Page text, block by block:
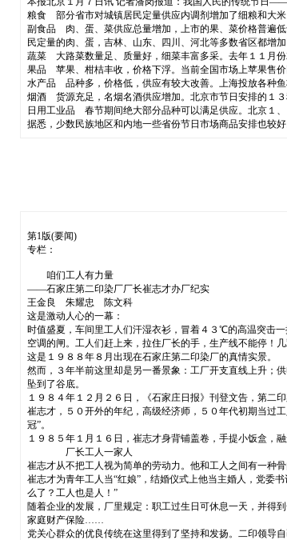
粮食 部分省市对城镇居民定量供应内调剂增加了细粮和大
副食品 肉、蛋、菜供应总量增加，上市的果、菜价格普遍
民定量的肉、蛋，吉林、山东、四川、河北等多数省区都增加
蔬菜 大路菜数量足、质量好，细菜丰富多采。去年１１月份
果品 苹果、柑桔丰收，价格下浮。当前全国市场上苹果售
水产品 品种多，价格低，供应有较大改善。上海投放各种
烟酒 货源充足，名烟名酒供应增加。北京市节日安排的１
日用工业品 春节期间绝大部分品种可以满足供应。北京１
据悉，少数民族地区和内地一些省份节日市场商品安排也较
第1版(要闻)
专栏：
咱们工人有力量
——石家庄第二印染厂厂长崔志才办厂纪实
王金良 朱耀忠 陈文科
这是激动人心的一幕：
时值盛夏，车间里工人们汗湿衣衫，冒着４３℃的高温突击
空调的闸。工人们赶上来，拉住厂长的手，生产线不能停！
这是１９８８年８月出现在石家庄第二印染厂的真情实景。
然而，３年半前这里却是另一番景象：工厂开支直线上升；
坠到了谷底。
１９８４年１２月２６日，《石家庄日报》刊登文告，第二
崔志才，５０开外的年纪，高级经济师，５０年代初期当过
冠”。
１９８５年１月１６日，崔志才身背铺盖卷，手提小饭盒，融
厂长工人一家人
崔志才从不把工人视为简单的劳动力。他和工人之间有一种骨
崔志才为青年工人当“红娘”，结婚仪式上他当主婚人，党委
么了？工人也是人！”
随着企业的发展，厂里规定：职工过生日可休息一天，并得
家庭财产保险……
党关心群众的优良传统在这里得到了坚持和发扬。二印领导